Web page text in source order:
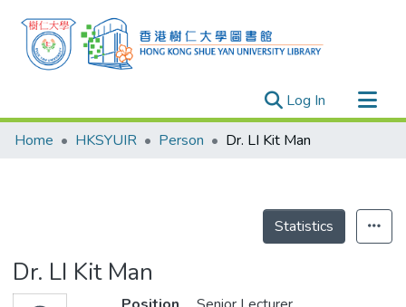
Log In (current)
Research Outputs
Theses
Home HKSYUIR Person Dr. LI Kit Man
Statistics
Dr. LI Kit Man